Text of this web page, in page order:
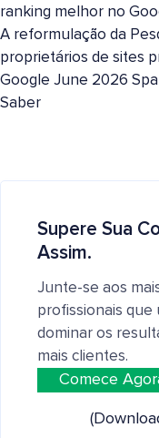
ranking melhor no
A reformulação da
proprietários de sites
Google June 2026
Saber
Supere Sua
Assim.
Junte-se aos
profissionais que
dominar os
mais clientes.
Comece